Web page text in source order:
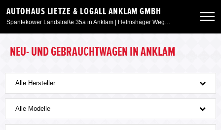
AUTOHAUS LIETZE & LOGALL ANKLAM GMBH
Spantekower Landstraße 35a in Anklam | Helmshäger Weg 6 in Weitenhagen/Greifswald
Neuwagen
Gebrauchtwagen
Angebote
NEU- UND GEBRAUCHTWAGEN IN ANKLAM
Alle Hersteller
Alle Modelle